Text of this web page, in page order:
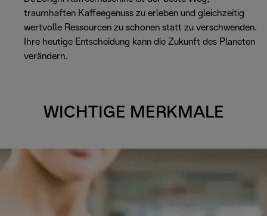
traumhaften Kaffeegenuss zu erleben und gleichzeitig
wertvolle Ressourcen zu schonen statt zu verschwenden.
Ihre heutige Entscheidung kann die Zukunft des Planeten
verändern.
WICHTIGE MERKMALE